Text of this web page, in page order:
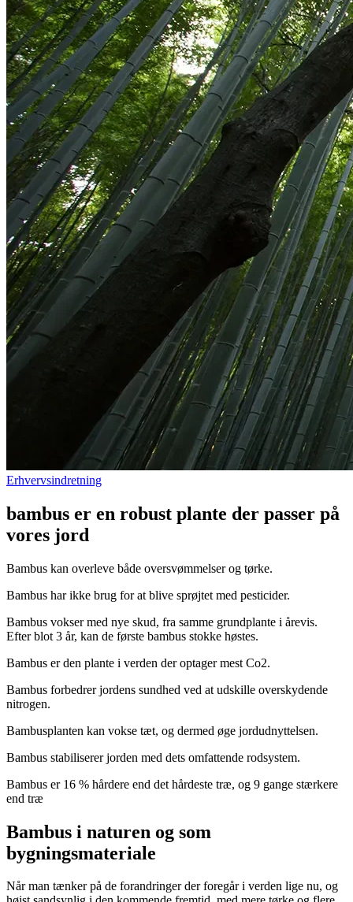
Erhvervsindretning
bambus er en robust plante der passer på
vores jord
Bambus kan overleve både oversvømmelser og tørke.
Bambus har ikke brug for at blive sprøjtet med pesticider.
Bambus vokser med nye skud, fra samme grundplante i årevis.
Efter blot 3 år, kan de første bambus stokke høstes.
Bambus er den plante i verden der optager mest Co2.
Bambus forbedrer jordens sundhed ved at udskille overskydende
nitrogen.
Bambusplanten kan vokse tæt, og dermed øge jordudnyttelsen.
Bambus stabiliserer jorden med dets omfattende rodsystem.
Bambus er 16 % hårdere end det hårdeste træ, og 9 gange stærkere
end træ
Bambus i naturen og som
bygningsmateriale
Når man tænker på de forandringer der foregår i verden lige nu, og